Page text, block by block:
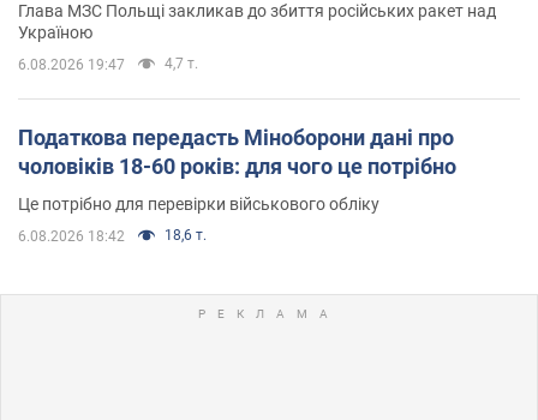
Глава МЗС Польщі закликав до збиття російських ракет над
Україною
6.08.2026 19:47 4,7 т.
Податкова передасть Міноборони дані про
чоловіків 18-60 років: для чого це потрібно
Це потрібно для перевірки військового обліку
6.08.2026 18:42 18,6 т.